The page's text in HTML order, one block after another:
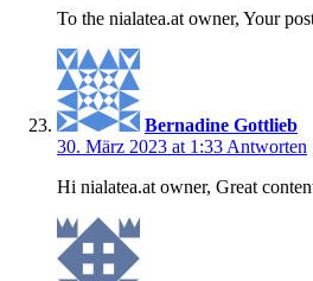
To the nialatea.at owner, Your
Bernadine Gottlieb
30. März 2023 at 1:33 Antworten
Hi nialatea.at owner, Great